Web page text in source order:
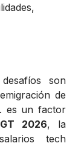
son
de
es un factor
2026, la
tech